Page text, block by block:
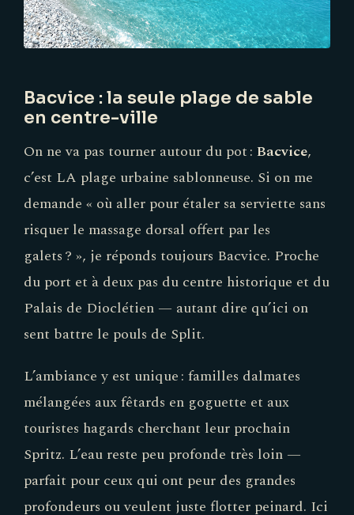
Bacvice : la seule plage de sable
en centre-ville
On ne va pas tourner autour du pot : Bacvice,
c’est LA plage urbaine sablonneuse. Si on me
demande « où aller pour étaler sa serviette sans
risquer le massage dorsal offert par les
galets ? », je réponds toujours Bacvice. Proche
du port et à deux pas du centre historique et du
Palais de Dioclétien — autant dire qu’ici on
sent battre le pouls de Split.
L’ambiance y est unique : familles dalmates
mélangées aux fêtards en goguette et aux
touristes hagards cherchant leur prochain
Spritz. L’eau reste peu profonde très loin —
parfait pour ceux qui ont peur des grandes
profondeurs ou veulent juste flotter peinard. Ici